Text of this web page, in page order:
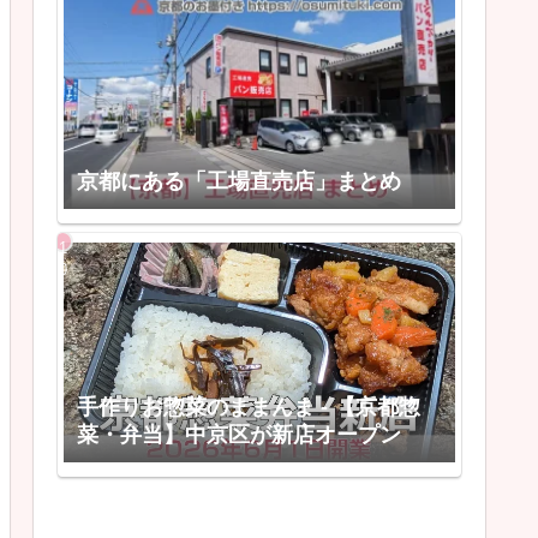
京都にある「工場直売店」まとめ
手作りお惣菜のままんま - 【京都惣
菜・弁当】中京区が新店オープン